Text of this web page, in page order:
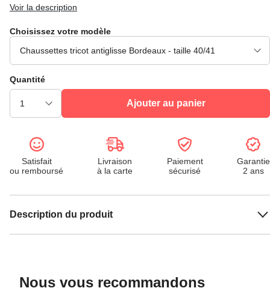
Voir la description
Choisissez votre modèle
Quantité
Ajouter au panier
Satisfait
ou remboursé
Livraison
à la carte
Paiement
sécurisé
Garantie
2 ans
Description du produit
Nous vous recommandons